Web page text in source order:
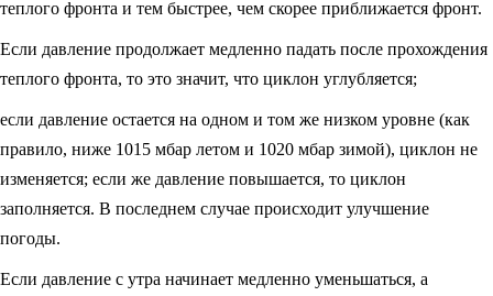
теплого фронта и тем быстрее, чем скорее приближается фронт.
Если давление продолжает медленно падать после прохождения
теплого фронта, то это значит, что циклон углубляется;
если давление остается на одном и том же низком уровне (как
правило, ниже 1015 мбар летом и 1020 мбар зимой), циклон не
изменяется; если же давление повышается, то циклон
заполняется. В последнем случае происходит улучшение
погоды.
Если давление с утра начинает медленно уменьшаться, а